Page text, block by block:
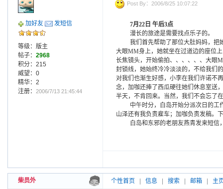
加好友 发短信
等级：版主
帖子： 2968
积分：215
威望：0
精华：2
注册： 2006/7/13 21:45:44
Post By：2006/8/25 10:07:22
7月 22 日 午后3点
漫长的旅途是需要找点乐子的。
我们首先帮助了那位大肚妈妈，把
大眼MM身上，她就坐在过道边的座位
长焦镜头，开始偷拍、、、、、、大眼
封锁线，她始终冷冷淡淡的，不给我们
对我们也渐生好感，小李在我们许诺不
念，加咖还捧了西瓜硬往她们休息室送
半天，不肯回来。当然，我们不会忘了
中午时分，白岛开始分派次日的
山泽还有我负责雇车；加咖负责发稿。
白岛和东邪的老朋友燕青发来短
柴员外 个性首页 信息 搜索 邮箱 主